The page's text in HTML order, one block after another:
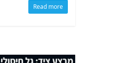
Read more